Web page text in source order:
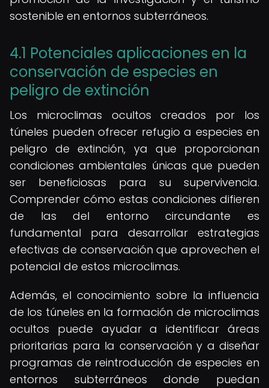
sostenible en entornos subterráneos.
4.1 Potenciales aplicaciones en la
conservación de especies en
peligro de extinción
Los microclimas ocultos creados por los
túneles pueden ofrecer refugio a especies en
peligro de extinción, ya que proporcionan
condiciones ambientales únicas que pueden
ser beneficiosas para su supervivencia.
Comprender cómo estas condiciones difieren
de las del entorno circundante es
fundamental para desarrollar estrategias
efectivas de conservación que aprovechen el
potencial de estos microclimas.
Además, el conocimiento sobre la influencia
de los túneles en la formación de microclimas
ocultos puede ayudar a identificar áreas
prioritarias para la conservación y a diseñar
programas de reintroducción de especies en
entornos subterráneos donde puedan